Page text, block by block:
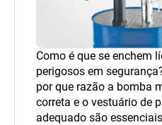
Como é que se enchem
perigosos em
por que razão a bomba
correta e o vestuário de
adequado são